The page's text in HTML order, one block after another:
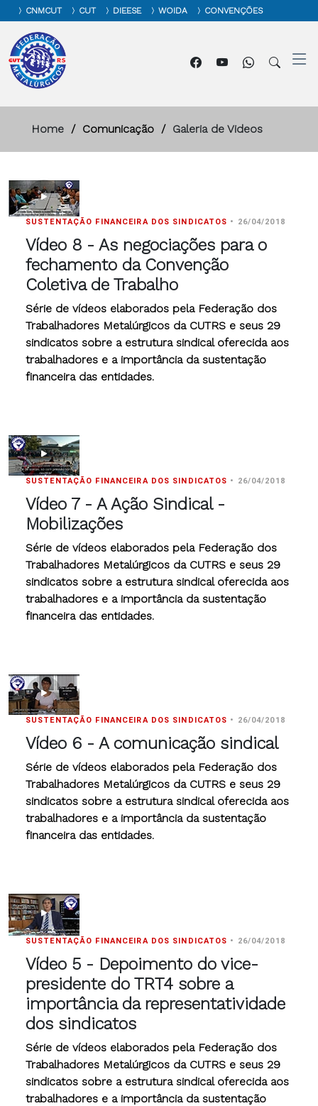
CNMCUT CUT DIEESE WOIDA CONVENÇÕES
Home Comunicação Galeria de Videos
SUSTENTAÇÃO FINANCEIRA DOS SINDICATOS • 26/04/2018
Vídeo 8 - As negociações para o
fechamento da Convenção
Coletiva de Trabalho
Série de vídeos elaborados pela Federação dos
Trabalhadores Metalúrgicos da CUTRS e seus 29
sindicatos sobre a estrutura sindical oferecida aos
trabalhadores e a importância da sustentação
financeira das entidades.
SUSTENTAÇÃO FINANCEIRA DOS SINDICATOS • 26/04/2018
Vídeo 7 - A Ação Sindical -
Mobilizações
Série de vídeos elaborados pela Federação dos
Trabalhadores Metalúrgicos da CUTRS e seus 29
sindicatos sobre a estrutura sindical oferecida aos
trabalhadores e a importância da sustentação
financeira das entidades.
SUSTENTAÇÃO FINANCEIRA DOS SINDICATOS • 26/04/2018
Vídeo 6 - A comunicação sindical
Série de vídeos elaborados pela Federação dos
Trabalhadores Metalúrgicos da CUTRS e seus 29
sindicatos sobre a estrutura sindical oferecida aos
trabalhadores e a importância da sustentação
financeira das entidades.
SUSTENTAÇÃO FINANCEIRA DOS SINDICATOS • 26/04/2018
Vídeo 5 - Depoimento do vice-
presidente do TRT4 sobre a
importância da representatividade
dos sindicatos
Série de vídeos elaborados pela Federação dos
Trabalhadores Metalúrgicos da CUTRS e seus 29
sindicatos sobre a estrutura sindical oferecida aos
trabalhadores e a importância da sustentação